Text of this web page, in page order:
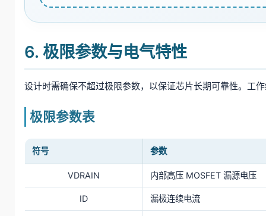
6. 极限参数与电气特性
设计时需确保不超过极限参数，以保证芯片长期可靠性。
极限参数表
符号 参数
VDRAIN 内部高压 MOSFET 漏源电压
ID 漏极连续电流